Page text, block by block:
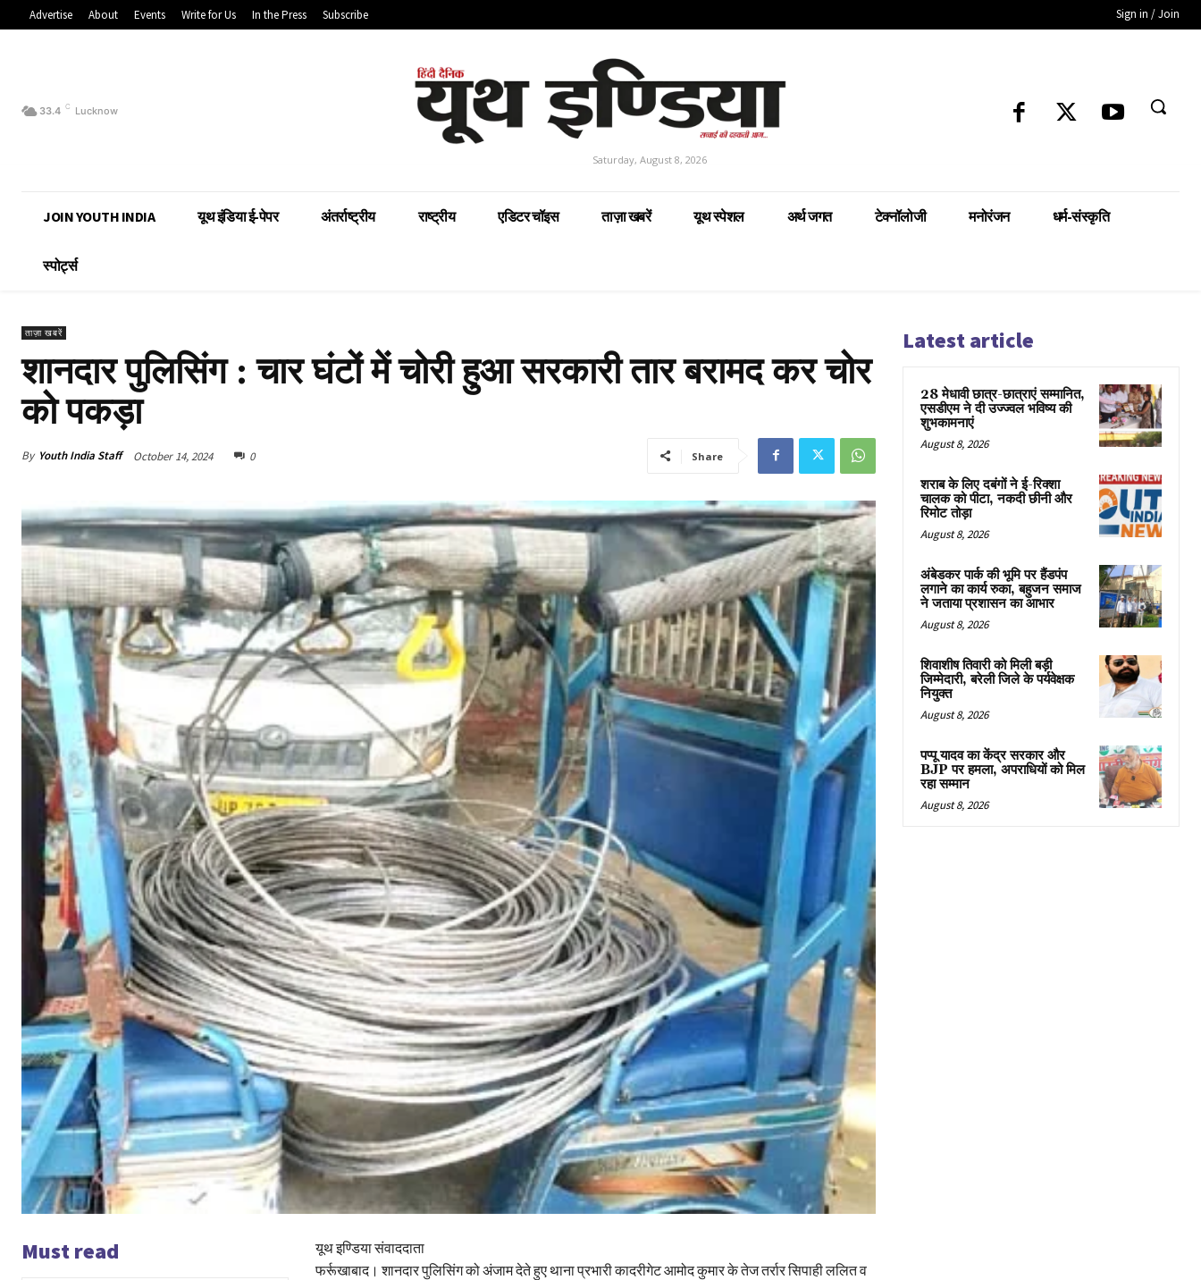
Advertise About Events Write for Us In the Press Subscribe Sign in / Join
33.4 C Lucknow
Saturday, August 8, 2026
JOIN YOUTH INDIA यूथ इंडिया ई-पेपर अंतर्राष्ट्रीय राष्ट्रीय एडिटर चॉइस ताज़ा खबरें यूथ स्पेशल अर्थ जगत टेक्नॉलोजी मनोरंजन धर्म-संस्कृति
स्पोर्ट्स
ताज़ा खबरें
शानदार पुलिसिंग : चार घंटों में चोरी हुआ सरकारी तार बरामद कर चोर
को पकड़ा
By Youth India Staff October 14, 2024 0 Share
Must read
यूथ इण्डिया संवाददाता
फर्रूखाबाद। शानदार पुलिसिंग को अंजाम देते हुए थाना प्रभारी कादरीगेट आमोद कुमार के तेज तर्रार सिपाही ललित व
Latest article
28 मेधावी छात्र-छात्राएं सम्मानित,
एसडीएम ने दी उज्ज्वल भविष्य की
शुभकामनाएं
August 8, 2026
शराब के लिए दबंगों ने ई-रिक्शा
चालक को पीटा, नकदी छीनी और
रिमोट तोड़ा
August 8, 2026
अंबेडकर पार्क की भूमि पर हैंडपंप
लगाने का कार्य रुका, बहुजन समाज
ने जताया प्रशासन का आभार
August 8, 2026
शिवाशीष तिवारी को मिली बड़ी
जिम्मेदारी, बरेली जिले के पर्यवेक्षक
नियुक्त
August 8, 2026
पप्पू यादव का केंद्र सरकार और
BJP पर हमला, अपराधियों को मिल
रहा सम्मान
August 8, 2026